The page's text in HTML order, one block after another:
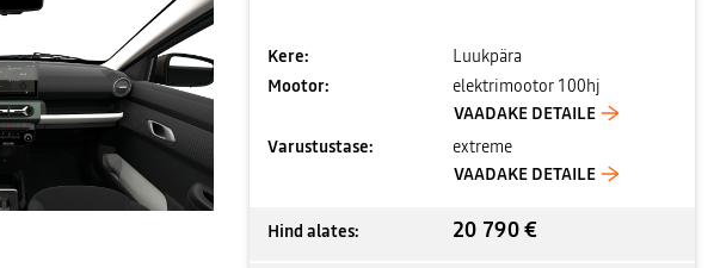
Kere:
Luukpära
Mootor:
elektrimootor 100hj
VAADAKE DETAILE
Varustustase:
extreme
VAADAKE DETAILE
Hind alates: 20 790 €